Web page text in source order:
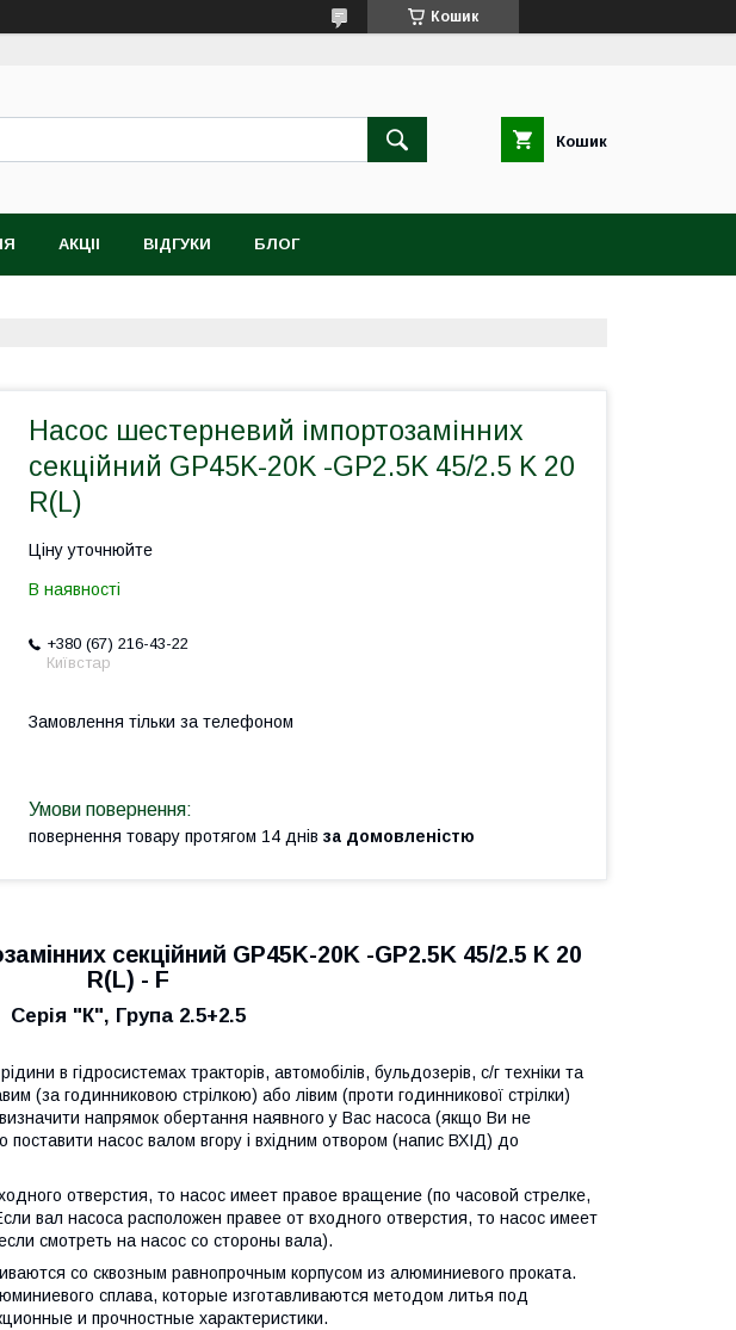
Кошик
Кошик
АКЦІІ ВІДГУКИ БЛОГ
Насос шестерневий імпортозамінних
секційний GP45K-20K -GP2.5K 45/2.5 K 20
R(L)
Ціну уточнюйте
В наявності
+380 (67) 216-43-22
Київстар
Замовлення тільки за телефоном
повернення товару протягом 14 днів за домовленістю
секційний GP45K-20K -GP2.5K 45/2.5 K 20
R(L) - F
Серія "К", Група 2.5+2.5
в гідросистемах тракторів, автомобілів, бульдозерів, с/г техніки та
(за годинниковою стрілкою) або лівим (проти годинникової стрілки)
напрямок обертання наявного у Вас насоса (якщо Ви не
поставити насос валом вгору і вхідним отвором (напис ВХІД) до
отверстия, то насос имеет правое вращение (по часовой cтрелке,
вал насоса расположен правее от входного отверстия, то насос имеет
смотреть на насос со стороны вала).
со сквозным равнопрочным корпусом из алюминиевого проката.
сплава, которые изготавливаются методом литья под
и прочностные характеристики.